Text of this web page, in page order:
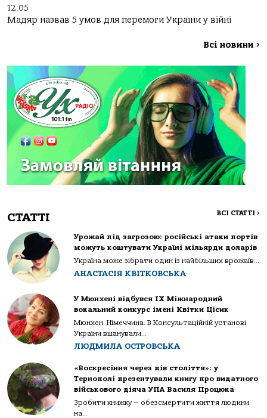
12:05
Мадяр назвав 5 умов для перемоги України у війні
Всі новини >
СТАТТІ ВСІ СТАТТІ >
Урожай під загрозою: російські атаки портів
можуть коштувати Україні мільярди доларів
Україна може зібрати один із найбільших врожаїв...
АНАСТАСІЯ КВІТКОВСЬКА
У Мюнхені відбувся IX Міжнародний
вокальний конкурс імені Квітки Цісик
Мюнхен. Німеччина. В Консультаційній установі
України вшанували...
ЛЮДМИЛА ОСТРОВСЬКА
«Воскресіння через пів століття»: у
Тернополі презентували книгу про видатного
військового діяча УПА Василя Процюка
Зробити книжку — обезсмертити життя людини
на...